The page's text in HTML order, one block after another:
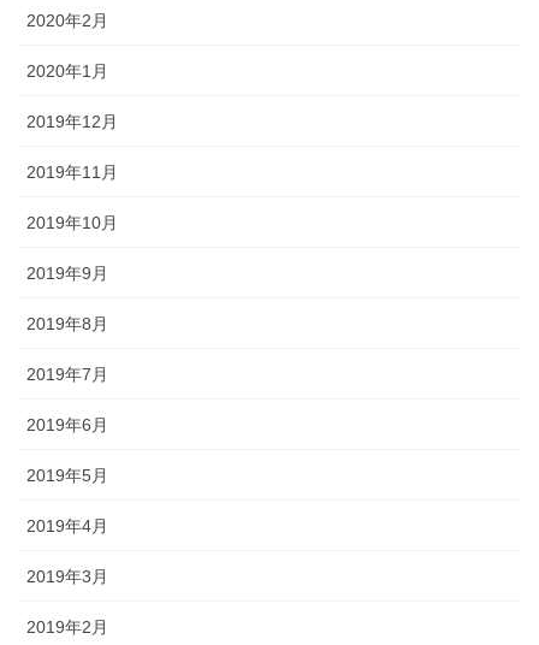
2020年2月
2020年1月
2019年12月
2019年11月
2019年10月
2019年9月
2019年8月
2019年7月
2019年6月
2019年5月
2019年4月
2019年3月
2019年2月